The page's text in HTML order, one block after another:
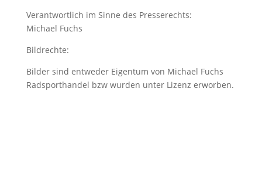
Verantwortlich im Sinne des Presserechts:
Michael Fuchs
Bildrechte:
Bilder sind entweder Eigentum von Michael Fuchs
Radsporthandel bzw wurden unter Lizenz erworben.